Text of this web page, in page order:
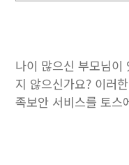
나이 많으신 부모님이
지 않으신가요? 이러
족보안 서비스를 토스